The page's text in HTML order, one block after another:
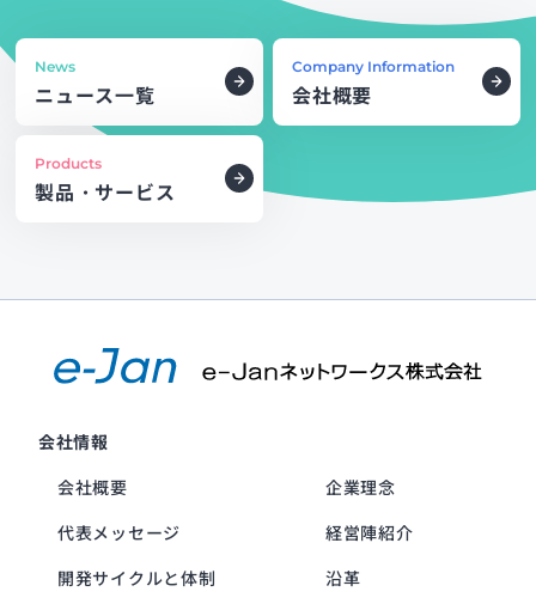
News
ニュース一覧
Company Information
会社概要
Products
製品・サービス
会社情報
会社概要
企業理念
代表メッセージ
経営陣紹介
開発サイクルと体制
沿革